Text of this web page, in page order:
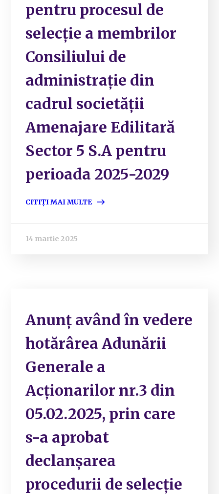
pentru procesul de
selecție a membrilor
Consiliului de
administrație din
cadrul societății
Amenajare Edilitară
Sector 5 S.A pentru
perioada 2025-2029
CITIȚI MAI MULTE
14 martie 2025
Anunț având în vedere
hotărârea Adunării
Generale a
Acționarilor nr.3 din
05.02.2025, prin care
s-a aprobat
declanșarea
procedurii de selecție